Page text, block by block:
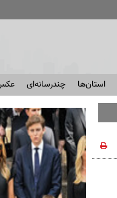
استان‌ها چندرسانه‌ای